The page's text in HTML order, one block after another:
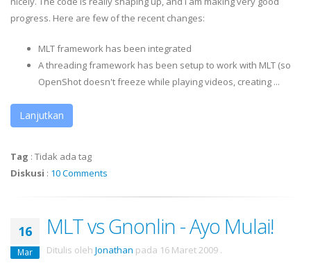
progress. Here are few of the recent changes:
MLT framework has been integrated
A threading framework has been setup to work with MLT (so
OpenShot doesn't freeze while playing videos, creating ...
Lanjutkan
Tag : Tidak ada tag
Diskusi : 10 Comments
16
Mar
MLT vs Gnonlin - Ayo Mulai!
Ditulis oleh Jonathan pada 16 Maret 2009 .